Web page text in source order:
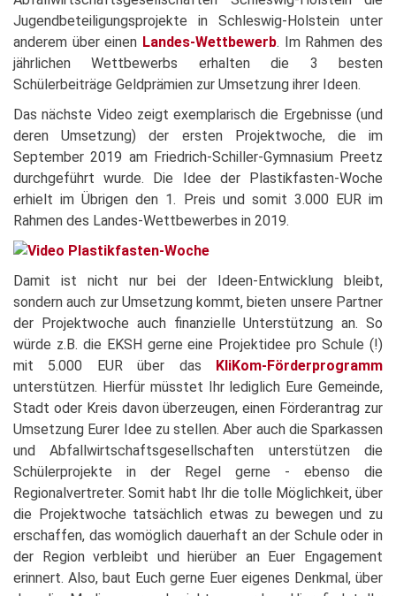
Jugendbeteiligungsprojekte in Schleswig-Holstein unter
anderem über einen Landes-Wettbewerb. Im Rahmen des
jährlichen Wettbewerbs erhalten die 3 besten
Schülerbeiträge Geldprämien zur Umsetzung ihrer Ideen.
Das nächste Video zeigt exemplarisch die Ergebnisse (und
deren Umsetzung) der ersten Projektwoche, die im
September 2019 am Friedrich-Schiller-Gymnasium Preetz
durchgeführt wurde. Die Idee der Plastikfasten-Woche
erhielt im Übrigen den 1. Preis und somit 3.000 EUR im
Rahmen des Landes-Wettbewerbes in 2019.
Damit ist nicht nur bei der Ideen-Entwicklung bleibt,
sondern auch zur Umsetzung kommt, bieten unsere Partner
der Projektwoche auch finanzielle Unterstützung an. So
würde z.B. die EKSH gerne eine Projektidee pro Schule (!)
mit 5.000 EUR über das KliKom-Förderprogramm
unterstützen. Hierfür müsstet Ihr lediglich Eure Gemeinde,
Stadt oder Kreis davon überzeugen, einen Förderantrag zur
Umsetzung Eurer Idee zu stellen. Aber auch die Sparkassen
und Abfallwirtschaftsgesellschaften unterstützen die
Schülerprojekte in der Regel gerne - ebenso die
Regionalvertreter. Somit habt Ihr die tolle Möglichkeit, über
die Projektwoche tatsächlich etwas zu bewegen und zu
erschaffen, das womöglich dauerhaft an der Schule oder in
der Region verbleibt und hierüber an Euer Engagement
erinnert. Also, baut Euch gerne Euer eigenes Denkmal, über